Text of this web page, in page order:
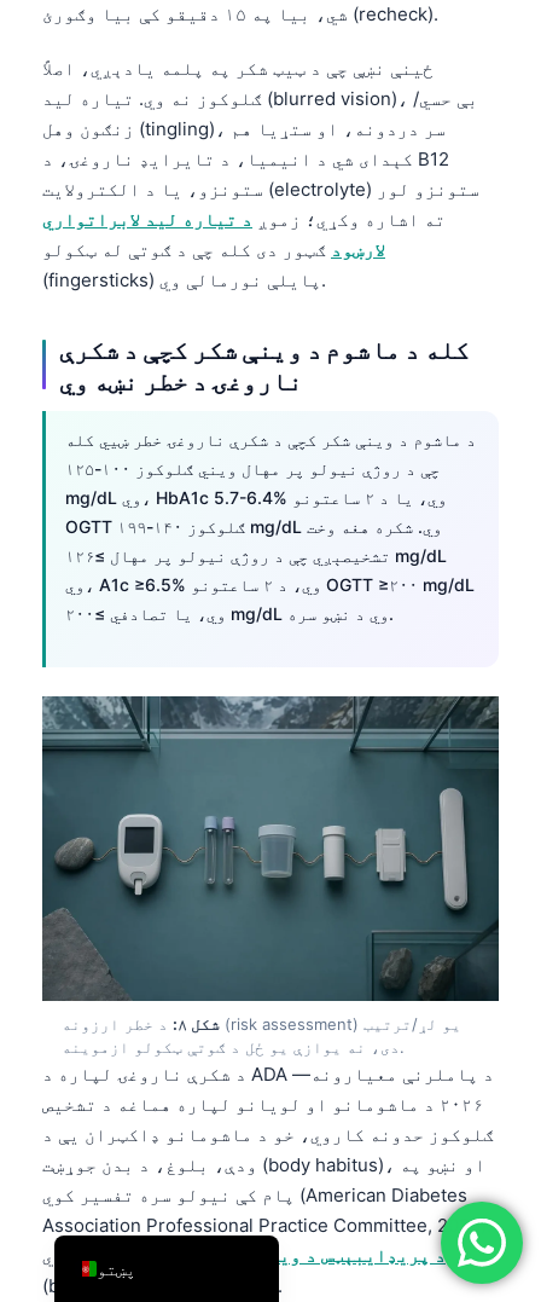
شي، بیا په ۱۵ دقیقو کې بیا وګورئ (recheck).
ځینې نښې چې د ټیټ شکر په پلمه یادېږي، اصلاً
ګلوکوز نه وي. تیاره لید (blurred vision)، بې حسي/
زنګون وهل (tingling)، سر دردونه، او ستړیا هم
کېدای شي د انیمیا، د تایرایډ ناروغۍ، د B12
ستونزو، یا د الکترولایت (electrolyte) ستونزو لور
ته اشاره وکړي؛ زموږ د تیاره لید لابراتواري
لارښود ګټور دی کله چې د ګوتې له ټکولو
(fingersticks) پایلې نورمالې وي.
کله د ماشوم د وینې شکر کچې د شکرې
ناروغۍ د خطر نښه وي
د ماشوم د وینې شکر کچې د شکرې ناروغۍ خطر ښيي کله
چې د روژې نیولو پر مهال ویني ګلوکوز ۱۰۰-۱۲۵
mg/dL وي، HbA1c 5.7-6.4% وي، یا د ۲ ساعتونو
OGTT ګلوکوز ۱۴۰-۱۹۹ mg/dL وي. شکره هغه وخت
تشخیصېږي چې د روژې نیولو پر مهال ≥۱۲۶ mg/dL
وي، A1c ≥6.5% وي، د ۲ ساعتونو OGTT ≥۲۰۰ mg/dL
وي، یا تصادفي ≥۲۰۰ mg/dL وي د نښو سره.
شکل ۸:
د خطر ارزونه (risk assessment) یو لړ/ترتیب
دی، نه یوازې یو ځل د ګوتې ټکولو ازموینه.
د شکرې ناروغۍ لپاره د ADA د پاملرنې معیارونه—
۲۰۲۶ د ماشومانو او لویانو لپاره هماغه د تشخیص
ګلوکوز حدونه کاروي، خو د ماشومانو ډاکټران یې د
ودې، بلوغ، د بدن جوړښت (body habitus)، او نښو په
پام کې نیولو سره تفسیر کوي (American Diabetes
Association Professional Practice Committee, 2026).
زموږ د پریډایبېټس د وینې ازموینې لارښود
د سرحدي
(borderline) زون تشریح کوي.
پښتو
English
Deutsch
العربية
Français
עִבְרִית
Italiano
Español
Português
Ελληνικά
Türkçe
Română
فارسی
Български
Nederlands
हिन्दी
Bahasa Indonesia
Հայերեն
Íslenska
Svenska
Bosanski
Eesti
日本語
Čeština
ქართული
Русский
Lietuvių kalba